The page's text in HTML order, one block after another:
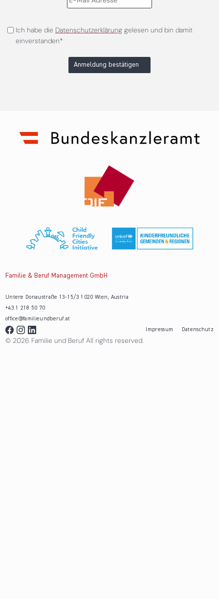
Ich habe die Datenschutzerklärunggelesen und bin damit
einverstanden*
Anmeldung bestätigen
Familie & Beruf Management GmbH
Untere Donaustraße 13-15/3 1020 Wien, Austria
+43 1 218 50 70
office@familieundberuf.at
Impressum
Datenschutz
© 2026 Familie und Beruf All rights reserved.